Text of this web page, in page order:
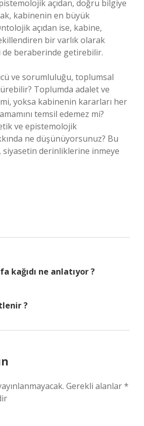
açıdan, doğru bilgiye
kabinenin en büyük
açıdan ise, kabine,
bir varlık olarak
beraberinde getirebilir.
ve sorumluluğu, toplumsal
Toplumda adalet ve
yoksa kabinenin kararları her
temsil edemez mi?
ve epistemolojik
ne düşünüyorsunuz? Bu
siyasetin derinliklerine inmeye
kağıdı ne anlatıyor ?
?
Gerekli alanlar*